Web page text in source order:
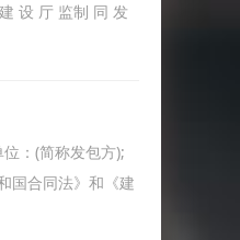
设 厅 监制 同 发
：(简称发包方);
国合同法》和《建